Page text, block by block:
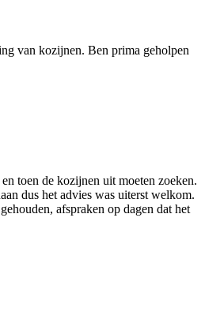
van kozijnen. Ben prima geholpen
toen de kozijnen uit moeten zoeken.
dus het advies was uiterst welkom.
afspraken op dagen dat het